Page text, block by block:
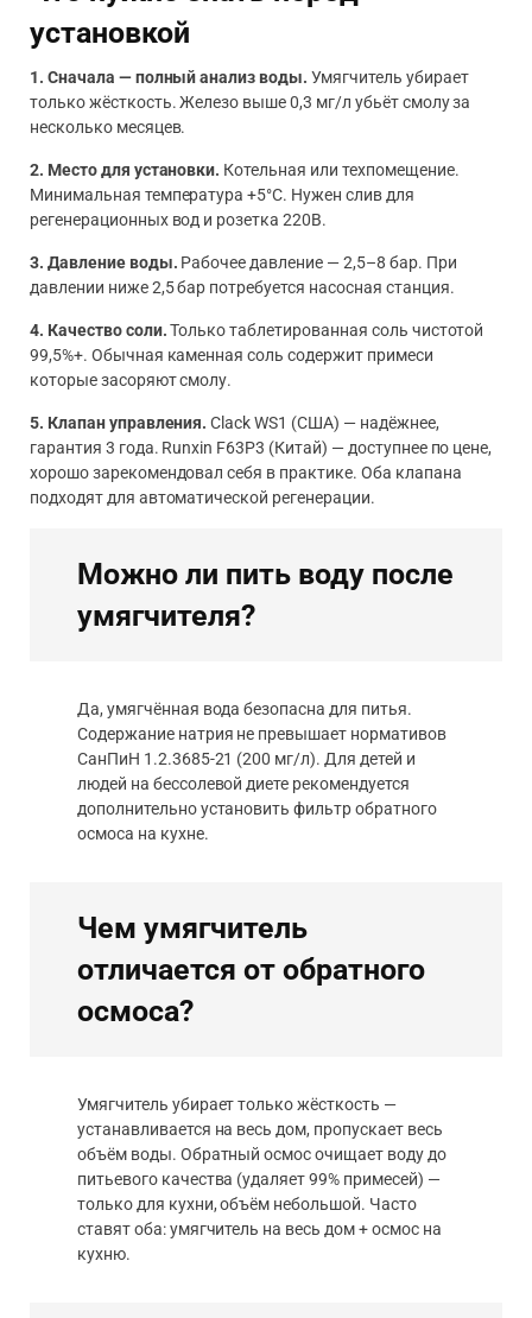
установкой
1. Сначала — полный анализ воды. Умягчитель убирает
только жёсткость. Железо выше 0,3 мг/л убьёт смолу за
несколько месяцев.
2. Место для установки. Котельная или техпомещение.
Минимальная температура +5°C. Нужен слив для
регенерационных вод и розетка 220В.
3. Давление воды. Рабочее давление — 2,5–8 бар. При
давлении ниже 2,5 бар потребуется насосная станция.
4. Качество соли.Только таблетированная соль чистотой
99,5%+. Обычная каменная соль содержит примеси
которые засоряют смолу.
5. Клапан управления. Clack WS1 (США) — надёжнее,
гарантия 3 года. Runxin F63P3 (Китай) — доступнее по цене,
хорошо зарекомендовал себя в практике. Оба клапана
подходят для автоматической регенерации.
Можно ли пить воду после
умягчителя?
Да, умягчённая вода безопасна для питья.
Содержание натрия не превышает нормативов
СанПиН 1.2.3685-21 (200 мг/л). Для детей и
людей на бессолевой диете рекомендуется
дополнительно установить фильтр обратного
осмоса на кухне.
Чем умягчитель
отличается от обратного
осмоса?
Умягчитель убирает только жёсткость —
устанавливается на весь дом, пропускает весь
объём воды. Обратный осмос очищает воду до
питьевого качества (удаляет 99% примесей) —
только для кухни, объём небольшой. Часто
ставят оба: умягчитель на весь дом + осмос на
кухню.